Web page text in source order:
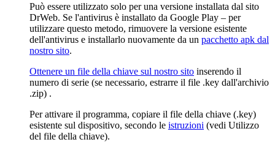
Può essere utilizzato solo per una versione installata dal sito
DrWeb. Se l'antivirus è installato da Google Play – per
utilizzare questo metodo, rimuovere la versione esistente
dell'antivirus e installarlo nuovamente da un pacchetto apk dal
nostro sito.
Ottenere un file della chiave sul nostro sito inserendo il
numero di serie (se necessario, estrarre il file .key dall'archivio
.ziр) .
Per attivare il programma, copiare il file della chiave (.key)
esistente sul dispositivo, secondo le istruzioni (vedi Utilizzo
del file della chiave).